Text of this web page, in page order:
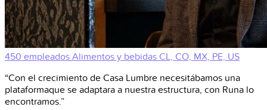
450 empleados Alimentos y bebidas CL, CO, MX, PE, US
“Con el crecimiento de Casa Lumbre necesitábamos una
plataformaque se adaptara a nuestra estructura, con Runa lo
encontramos.”